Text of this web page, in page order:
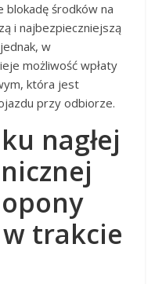
środków na
i najbezpieczniejszą
w
możliwość wpłaty
która jest
przy odbiorze.
nagłej
trakcie